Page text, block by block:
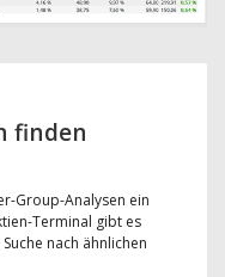
finden
Group-Analysen ein
Terminal gibt es
nach ähnlichen